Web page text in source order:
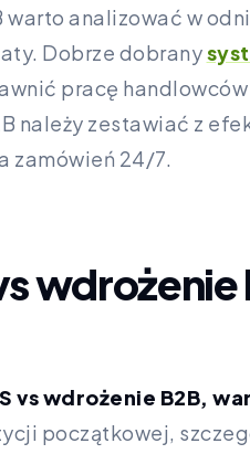
analizować w
Dobrze dobrany
pracę
należy zestawiać z
zamówień 24/7.
wdrożenie
vs wdrożenie B2B,
początkowej,